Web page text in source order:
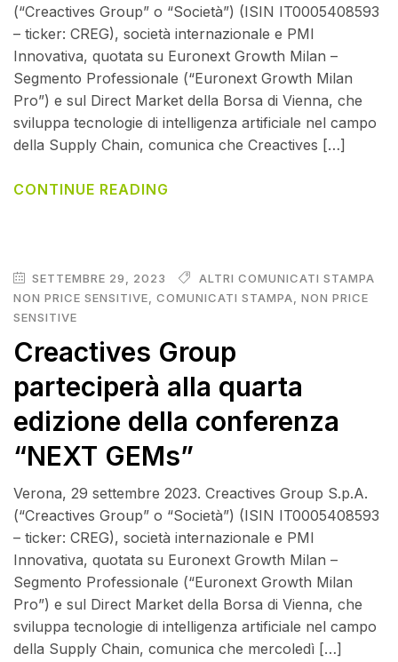
(“Creactives Group” o “Società”) (ISIN IT0005408593
– ticker: CREG), società internazionale e PMI
Innovativa, quotata su Euronext Growth Milan –
Segmento Professionale (“Euronext Growth Milan
Pro”) e sul Direct Market della Borsa di Vienna, che
sviluppa tecnologie di intelligenza artificiale nel campo
della Supply Chain, comunica che Creactives […]
CONTINUE READING
SETTEMBRE 29, 2023
ALTRI COMUNICATI STAMPA
NON PRICE SENSITIVE, COMUNICATI STAMPA, NON PRICE
SENSITIVE
Creactives Group
parteciperà alla quarta
edizione della conferenza
“NEXT GEMs”
Verona, 29 settembre 2023. Creactives Group S.p.A.
(“Creactives Group” o “Società”) (ISIN IT0005408593
– ticker: CREG), società internazionale e PMI
Innovativa, quotata su Euronext Growth Milan –
Segmento Professionale (“Euronext Growth Milan
Pro”) e sul Direct Market della Borsa di Vienna, che
sviluppa tecnologie di intelligenza artificiale nel campo
della Supply Chain, comunica che mercoledì […]